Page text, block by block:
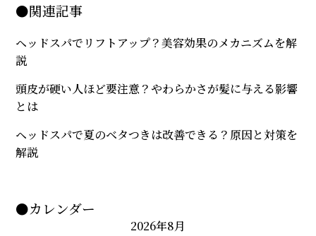
●関連記事
ヘッドスパでリフトアップ？美容効果のメカニズムを解
説
頭皮が硬い人ほど要注意？やわらかさが髪に与える影響
とは
ヘッドスパで夏のベタつきは改善できる？原因と対策を
解説
●カレンダー
2026年8月